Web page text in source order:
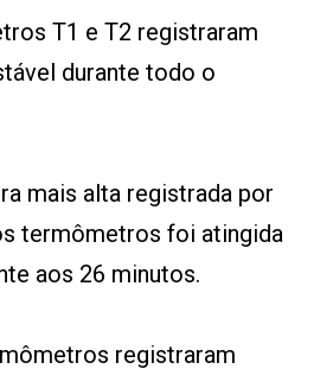
T1 e T2 registraram
durante todo o
mais alta registrada por
termômetros foi atingida
aos 26 minutos.
registraram